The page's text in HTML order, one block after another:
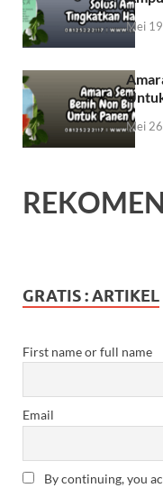
Mei
Mei
GRATIS : ARTIKEL
First name or full name
Email
By continuing, you